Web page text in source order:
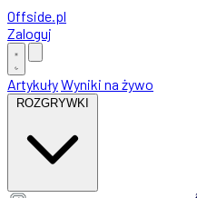
Offside.pl
Zaloguj
ArtykułyWyniki na żywo
ROZGRYWKI